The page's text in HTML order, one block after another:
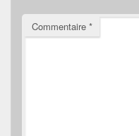
Commentaire *